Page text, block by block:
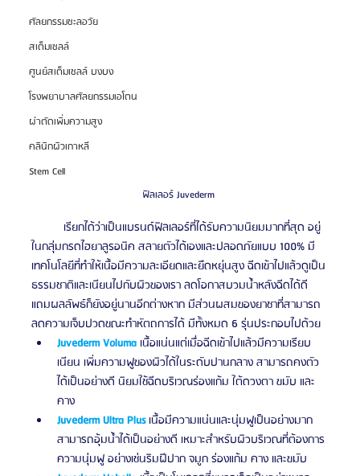
ศัลยกรรมชะลอวัย
สเต็มเซลล์
ศูนย์สเต็มเซลล์ บงบง
โรงพยาบาลศัลยกรรมเอโตน
ผ่าตัดเพิ่มความสูง
คลินิกผิวเกาหลี
Stem Cell
ฟิลเลอร์ Juvederm
ในกลุ่มกรดไฮยาลูรอนิค สลายตัวได้เองและปลอดภัยแบบ 100% มี
เทคโนโลยีที่ทำให้เนื้อมีความละเอียดและยืดหยุ่นสูง ฉีดเข้าไปแล้วดูเป็น
ธรรมชาติและเนียนไปกับผิวของเรา ลดโอกาสบวมน้ำหลังฉีดได้ดี
แถมผลลัพธ์ก็ยังอยู่นานอีกต่างหาก มีส่วนผสมของยาชาที่สามารถ
ลดความเจ็บปวดขณะทำหัตถการได้ มีทั้งหมด 6 รุ่นประกอบไปด้วย
​Juvederm Voluma เนื้อแน่นแต่เมื่อฉีดเข้าไปแล้วมีความเรียบ
เนียน เพิ่มความฟูของผิวได้ในระดับปานกลาง สามารถคงตัว
ได้เป็นอย่างดี นิยมใช้ฉีดบริเวณร่องแก้ม ใต้ดวงตา ขมับ และ
คาง
Juvederm Ultra Plus เนื้อมีความแน่นและนุ่มฟูเป็นอย่างมาก
สามารถอุ้มน้ำได้เป็นอย่างดี เหมาะสำหรับผิวบริเวณที่ต้องการ
ความนุ่มฟู อย่างเช่นริมฝีปาก จมูก ร่องแก้ม คาง และขมับ